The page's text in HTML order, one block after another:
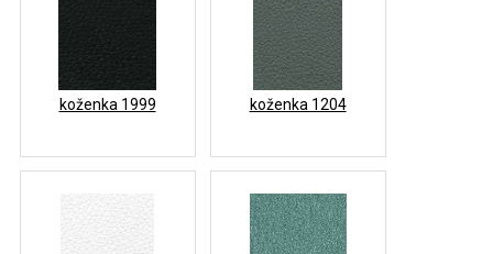
koženka 1999 koženka 1204